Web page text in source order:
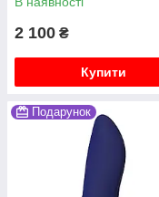
2 100 ₴
Купити
Подарунок